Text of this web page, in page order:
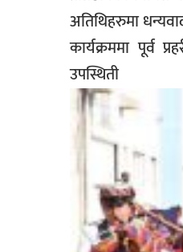
अतिथिहरुमा
कार्यक्रममा पूर्व